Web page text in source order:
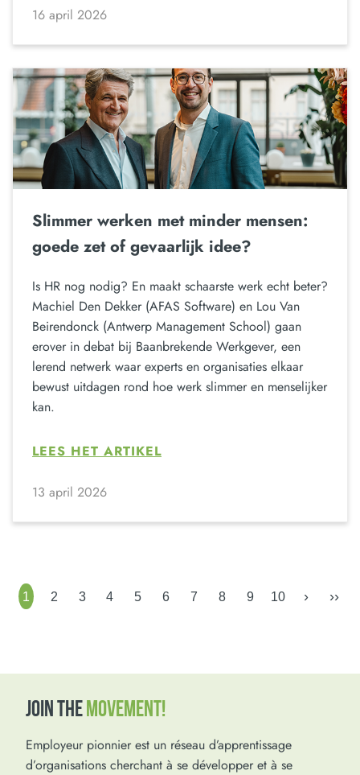
16 april 2026
Slimmer werken met minder mensen:
goede zet of gevaarlijk idee?
Is HR nog nodig? En maakt schaarste werk echt beter?
Machiel Den Dekker (AFAS Software) en Lou Van
Beirendonck (Antwerp Management School) gaan
erover in debat bij Baanbrekende Werkgever, een
lerend netwerk waar experts en organisaties elkaar
bewust uitdagen rond hoe werk slimmer en menselijker
kan.
LEES HET ARTIKEL
13 april 2026
1 2 3 4 5 6 7 8 9 10 › ››
JOIN THEMOVEMENT!
Employeur pionnier est un réseau d’apprentissage
d’organisations cherchant à se développer et à se